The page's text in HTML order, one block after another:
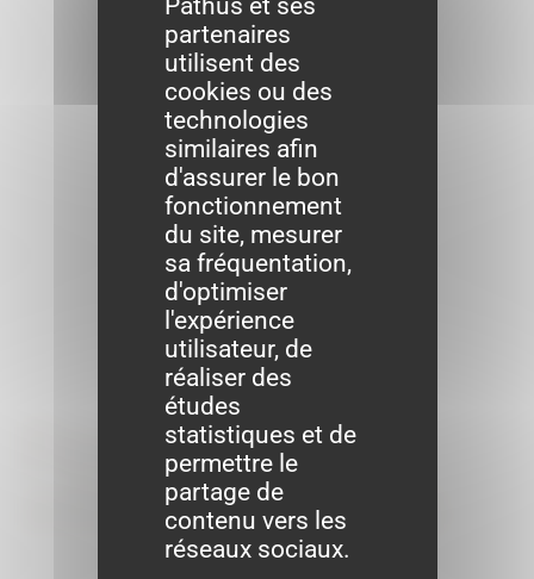
Formalités
administratives
partenaires
utilisent des
cookies ou des
technologies
similaires afin
d'assurer le bon
fonctionnement
du site, mesurer
sa fréquentation,
d'optimiser
l'expérience
utilisateur, de
réaliser des
études
statistiques et de
permettre le
partage de
contenu vers les
réseaux sociaux.